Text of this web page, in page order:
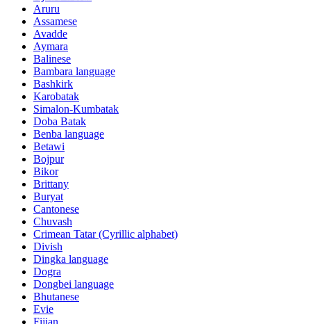
Aruru
Assamese
Avadde
Aymara
Balinese
Bambara language
Bashkirk
Karobatak
Simalon-Kumbatak
Doba Batak
Benba language
Betawi
Bojpur
Bikor
Brittany
Buryat
Cantonese
Chuvash
Crimean Tatar (Cyrillic alphabet)
Divish
Dingka language
Dogra
Dongbei language
Bhutanese
Evie